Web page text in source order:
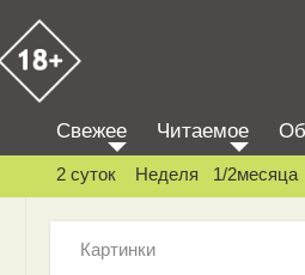
Свежее Читаемое
2 суток Неделя 1/2месяца
Картинки